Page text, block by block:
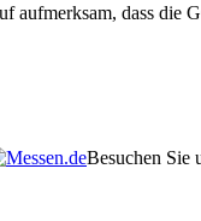
aufmerksam, dass
Besuchen Sie